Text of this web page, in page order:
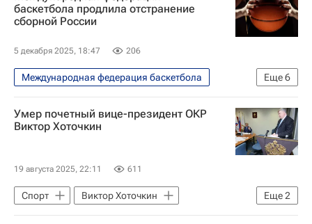
баскетбола продлила отстранение
сборной России
5 декабря 2025, 18:47 206
Еще6
Международная федерация баскетбола
Баскетбол
Спорт
Россия
Белоруссия
Милан FIBA
Умер почетный вице-президент ОКР
Виктор Хоточкин
19 августа 2025, 22:11 611
Еще2
Спорт
Виктор Хоточкин
Олимпийский комитет России (ОКР)